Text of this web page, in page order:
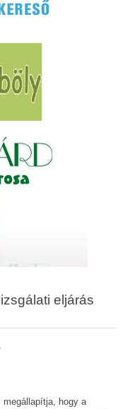
eljárás
megállapítja, hogy a